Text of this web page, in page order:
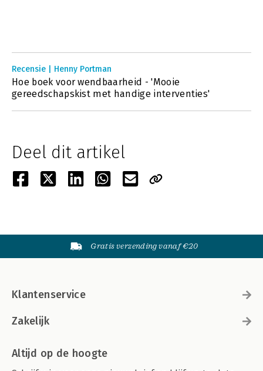
Recensie | Henny Portman
Hoe boek voor wendbaarheid - 'Mooie
gereedschapskist met handige interventies'
Deel dit artikel
Gratis verzending vanaf €20
Klantenservice
Zakelijk
Altijd op de hoogte